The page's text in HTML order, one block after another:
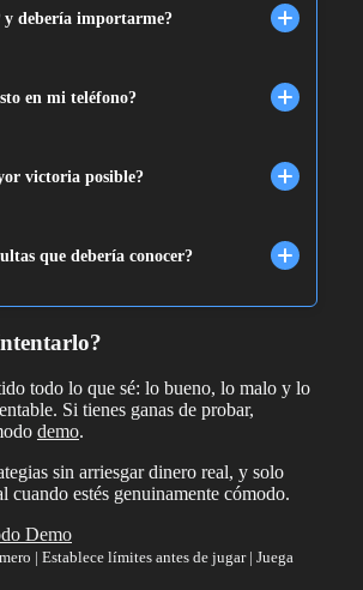
y debería importarme?
en mi teléfono?
victoria posible?
que debería conocer?
todo lo que sé: lo bueno, lo malo y lo
Si tienes ganas de probar,
demo.
sin arriesgar dinero real, y solo
cuando estés genuinamente cómodo.
Demo
| Establece límites antes de jugar | Juega